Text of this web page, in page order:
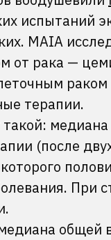
испытаний
MAIA
от рака —
терапии.
такой:
(после
При
общей